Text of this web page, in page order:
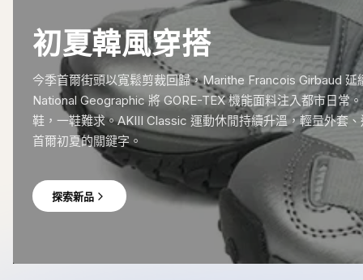
初夏韓風穿搭
今季首爾街頭以寬鬆剪裁回歸，Marithe Francois Girbaud 延
National Geographic 將 GORE-TEX 機能面料注入都市日常
鞋，一鞋難求。AKIII Classic 運動休閒持續升溫，輕量外套
首爾初夏的關鍵字。
探索新品